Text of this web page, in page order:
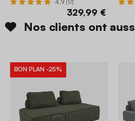
4.9 (17)
329,99 €
Nos clients ont
BON PLAN -25%